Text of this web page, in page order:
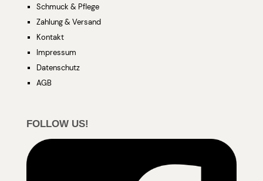
Schmuck & Pflege
Zahlung & Versand
Kontakt
Impressum
Datenschutz
AGB
FOLLOW US!